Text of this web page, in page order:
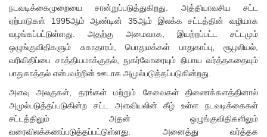
நடவடிக்கைமுறையை சான்றுப்படுத்துகிறது. அத்தியாவசிய சட்ட
ஏற்பாடுகள் 1995ஆம் ஆண்டின் 35ஆம் இலக்க சட்டத்தின் வழியாக
வழங்கப்பட்டுள்ளது. அதற்கு அமைவாக, இயற்றப்பட்ட சட்டமும்
ஒழுங்குவிதிகளும் சுகாதாரம், பொதுமக்கள் பாதுகாப்பு, சூழலியல்,
வரிவிதிப்பை சாத்தியமாக்குதல், நுகர்வோரையும் நியாய வர்த்தகதையும்
பாதுகாத்தல் என்பவற்றின் ஊடாக அமுல்படுத்தப்படுகின்றது.
அளவு அலகுகள், தரங்கள் மற்றும் சேவைகள் திணைக்களத்தினால்
அமுல்படுத்தப்படுகின்ற சட்ட அளவியலின் கீழ் உள்ள நடவடிக்கைகள்
சட்டத்திலும் அதன் ஒழுங்குவிதிகளிலும்
வரைவிலக்கணப்படுத்தப்பட்டுள்ளது. அனைத்து வர்த்தக